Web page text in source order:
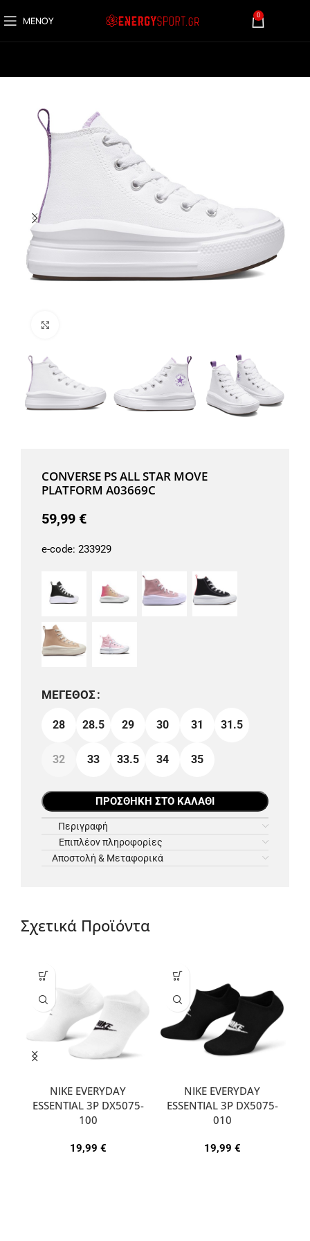
ΜΕΝΟΎ 0
CONVERSE PS ALL STAR MOVE
PLATFORM A03669C
59,99 €
e-code: 233929
ΜΈΓΕΘΟΣ
28 28.5 29 30 31 31.5
32 33 33.5 34 35
ΠΡΟΣΘΉΚΗ ΣΤΟ ΚΑΛΆΘΙ
Περιγραφή
Επιπλέον πληροφορίες
Αποστολή & Μεταφορικά
Σχετικά Προϊόντα
NIKE EVERYDAY
ESSENTIAL 3P DX5075-
100
19,99 €
NIKE EVERYDAY
ESSENTIAL 3P DX5075-
010
19,99 €